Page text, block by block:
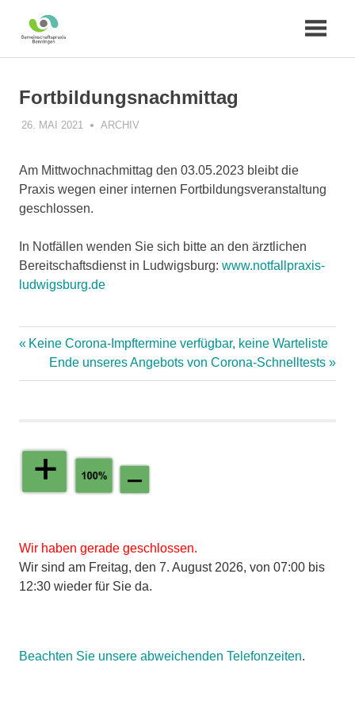
springen
Fortbildungsnachmittag
26. MAI 2021 PRAXIS
ARCHIV
Am Mittwochnachmittag den 03.05.2023 bleibt die
Praxis wegen einer internen Fortbildungsveranstaltung
geschlossen.
In Notfällen wenden Sie sich bitte an den ärztlichen
Bereitschaftsdienst in Ludwigsburg: www.notfallpraxis-
ludwigsburg.de
Beitragsnavigation
Vorheriger
Beitrag:
Keine Corona-Impftermine verfügbar, keine Warteliste
Nächster
Beitrag:
Ende unseres Angebots von Corona-Schnelltests
Wir haben gerade geschlossen.
Wir sind am Freitag, den 7. August 2026, von 07:00 bis
12:30 wieder für Sie da.
Beachten Sie unsere abweichenden Telefonzeiten.